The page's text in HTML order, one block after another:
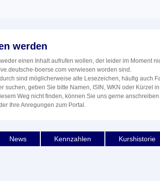
werden
einen Inhalt aufrufen wollen, der leider im Moment
boerse.com verwiesen worden sind.
sind möglicherweise alte Lesezeichen, häufig auch
suchen, geben Sie bitte Namen, ISIN, WKN oder Kürzel
Weg nicht finden, können Sie uns gerne
Ihre Anregungen zum Portal.
News Kennzahlen Kurshistorie